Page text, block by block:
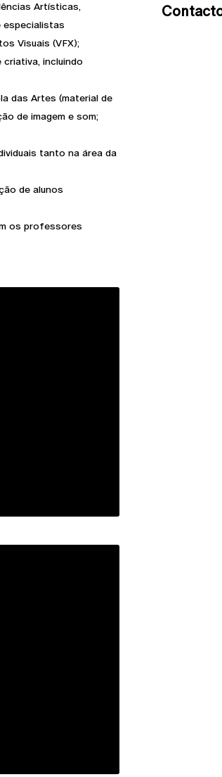
Artísticas,
especialistas
Visuais (VFX);
incluindo
das Artes (material de
de imagem e som;
tanto na área da
de alunos
os professores